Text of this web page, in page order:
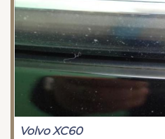
Volvo XC60